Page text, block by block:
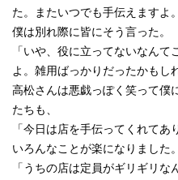
た。またいつでも手伝えますよ
僕は別れ際に皆にそう言った。
「いや、役に立ってないなん
よ。雑用ばっかりだったかもし
高松さんは悪戯っぽく笑って僕
たちも、
「今日は店を手伝ってくれて
いろんなことが楽になりました
「うちの店は定員がギリギリ